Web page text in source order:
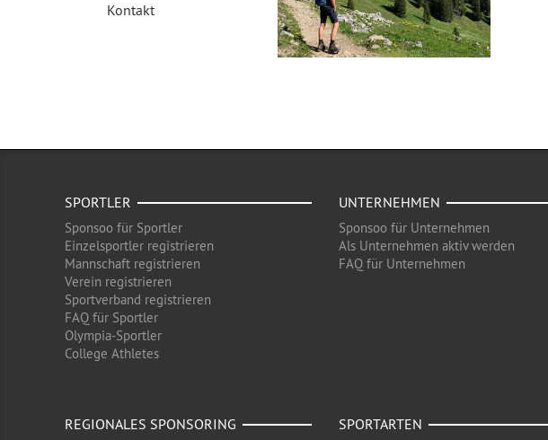
Kontakt
SPORTLER
Sponsoo für Sportler
Einzelsportler registrieren
Mannschaft registrieren
Verein registrieren
Sportverband registrieren
FAQ für Sportler
Olympia-Sportler
College Athletes
UNTERNEHMEN
Sponsoo für Unternehmen
Als Unternehmen aktiv werden
FAQ für Unternehmen
REGIONALES SPONSORING SPORTARTEN